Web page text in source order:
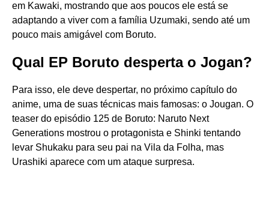
em Kawaki, mostrando que aos poucos ele está se
adaptando a viver com a família Uzumaki, sendo até um
pouco mais amigável com Boruto.
Qual EP Boruto desperta o Jogan?
Para isso, ele deve despertar, no próximo capítulo do
anime, uma de suas técnicas mais famosas: o Jougan. O
teaser do episódio 125 de Boruto: Naruto Next
Generations mostrou o protagonista e Shinki tentando
levar Shukaku para seu pai na Vila da Folha, mas
Urashiki aparece com um ataque surpresa.